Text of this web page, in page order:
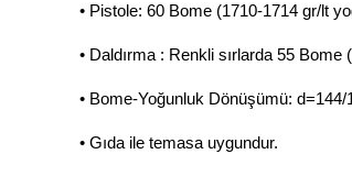
• Pistole: 60 Bome (1710-1714 gr/lt
• Daldırma : Renkli sırlarda 55
• Bome-Yoğunluk Dönüşümü: d=144/
• Gıda ile temasa uygundur.